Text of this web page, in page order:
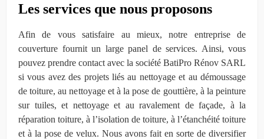
Les services que nous proposons
Afin de vous satisfaire au mieux, notre entreprise de
couverture fournit un large panel de services. Ainsi, vous
pouvez prendre contact avec la société BatiPro Rénov SARL
si vous avez des projets liés au nettoyage et au démoussage
de toiture, au nettoyage et à la pose de gouttière, à la peinture
sur tuiles, et nettoyage et au ravalement de façade, à la
réparation toiture, à l’isolation de toiture, à l’étanchéité toiture
et à la pose de velux. Nous avons fait en sorte de diversifier